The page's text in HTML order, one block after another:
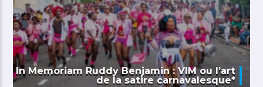
In Memoriam Ruddy Benjamin : VIM ou l’art
de la satire carnavalesque*